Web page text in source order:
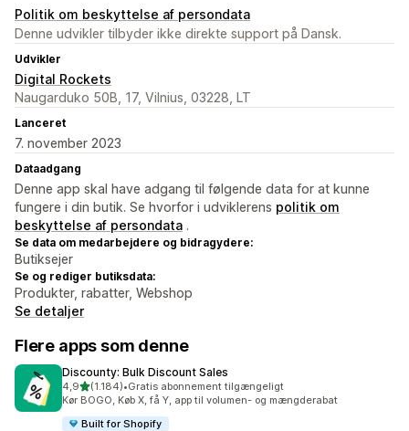
Politik om beskyttelse af persondata
Denne udvikler tilbyder ikke direkte support på Dansk.
Udvikler
Digital Rockets
Naugarduko 50B, 17, Vilnius, 03228, LT
Lanceret
7. november 2023
Dataadgang
Denne app skal have adgang til følgende data for at kunne
fungere i din butik. Se hvorfor i udviklerens politik om
beskyttelse af persondata .
Se data om medarbejdere og bidragydere:
Butiksejer
Se og rediger butiksdata:
Produkter, rabatter, Webshop
Se detaljer
Flere apps som denne
Discounty: Bulk Discount Sales
4,9ud af 5 stjerner
(1.184)
1184 anmeldelser i alt
•Gratis abonnement tilgængeligt
Kør BOGO, Køb X, få Y, app til volumen- og mængderabat
Built for Shopify